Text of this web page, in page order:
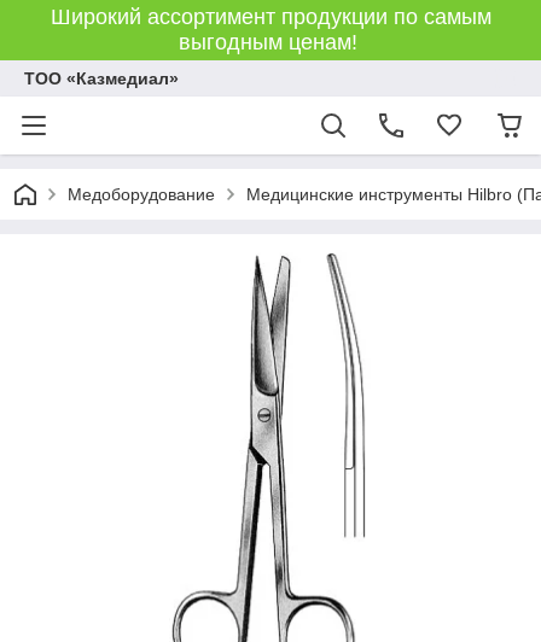
Широкий ассортимент продукции по самым
выгодным ценам!
ТОО «Казмедиал»
Медоборудование Медицинские инструменты Hilbro